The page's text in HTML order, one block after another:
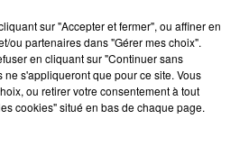
sec
DU 13/05/2025 À 08H30
sur "Accepter et fermer", ou affiner en
ou partenaires dans "Gérer mes choix".
en cliquant sur "Continuer sans
ne s'appliqueront que pour ce site. Vous
ou retirer votre consentement à tout
cookies" situé en bas de chaque page.